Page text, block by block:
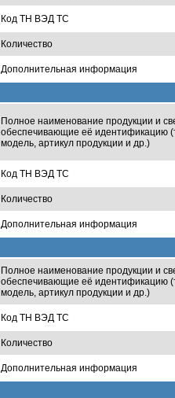
Код ТН ВЭД ТС
Количество
Дополнительная информация
Полное наименование продукции и
обеспечивающие её идентификацию
модель, артикул продукции и др.)
Код ТН ВЭД ТС
Количество
Дополнительная информация
Полное наименование продукции и
обеспечивающие её идентификацию
модель, артикул продукции и др.)
Код ТН ВЭД ТС
Количество
Дополнительная информация